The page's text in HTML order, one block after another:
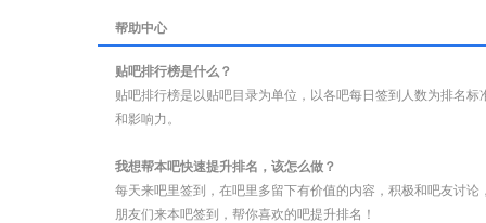
帮助中心
贴吧排行榜是什么？
贴吧排行榜是以贴吧目录为单位，以各吧每日签到人数为排名
和影响力。
我想帮本吧快速提升排名，该怎么做？
每天来吧里签到，在吧里多留下有价值的内容，积极和吧友讨
朋友们来本吧签到，帮你喜欢的吧提升排名！